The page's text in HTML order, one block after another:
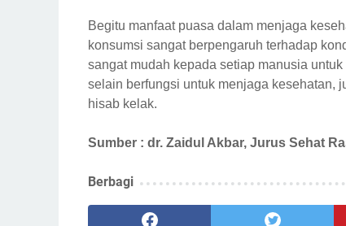
Begitu manfaat puasa dalam menjaga
konsumsi sangat berpengaruh terhadap
sangat mudah kepada setiap manusia
selain berfungsi untuk menjaga kesehatan,
hisab kelak.
Sumber : dr. Zaidul Akbar, Jurus Sehat
Berbagi